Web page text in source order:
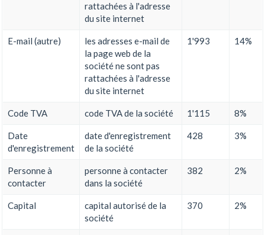
rattachées à l'adresse
du site internet
E-mail (autre)
les adresses e-mail de
la page web de la
société ne sont pas
rattachées à l'adresse
du site internet
1'993 14%
Code TVA code TVA de la société 1'115 8%
Date
d'enregistrement
date d'enregistrement
de la société
428 3%
Personne à
contacter
personne à contacter
dans la société
382 2%
Capital
capital autorisé de la
société
370 2%